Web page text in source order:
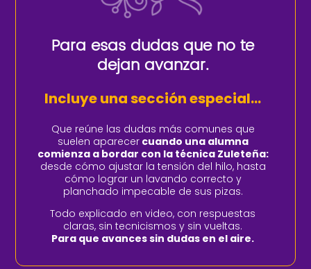
Para esas dudas que no te
dejan avanzar.
Incluye una sección especial...
Que reúne las dudas más comunes que
suelen aparecercuando una alumna
comienza a bordar con la técnica Zuleteña:
desde cómo ajustar la tensión del hilo, hasta
cómo lograr un lavando correcto y
planchado impecable de sus pizas.
Todo explicado en video, con respuestas
claras, sin tecnicismos y sin vueltas.
Para que avances sin dudas en el aire.